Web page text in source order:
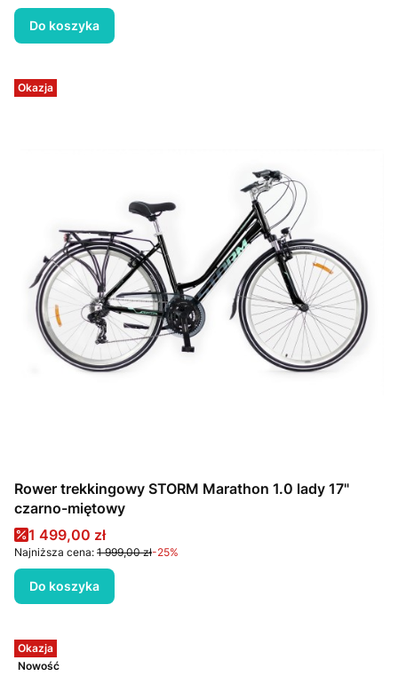
Do koszyka
Okazja
Rower trekkingowy STORM Marathon 1.0 lady 17"
czarno-miętowy
Cena promocyjna
1 499,00 zł
Najniższa cena: 1 999,00 zł-25%
Do koszyka
Okazja
Nowość